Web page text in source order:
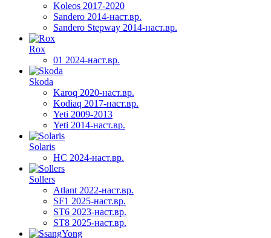
Koleos 2017-2020
Sandero 2014-наст.вр.
Sandero Stepway 2014-наст.вр.
Rox
01 2024-наст.вр.
Skoda
Karoq 2020-наст.вр.
Kodiaq 2017-наст.вр.
Yeti 2009-2013
Yeti 2014-наст.вр.
Solaris
HC 2024-наст.вр.
Sollers
Atlant 2022-наст.вр.
SF1 2025-наст.вр.
ST6 2023-наст.вр.
ST8 2025-наст.вр.